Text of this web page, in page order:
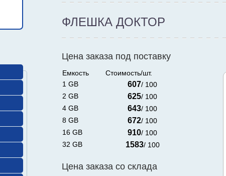
ФЛЕШКА ДОКТОР
Цена заказа под поставку
Емкость
Стоимость/шт.
1 GB
607/ 100
2 GB
625/ 100
4 GB
643/ 100
8 GB
672/ 100
16 GB
910/ 100
32 GB
1583/ 100
Цена заказа со склада